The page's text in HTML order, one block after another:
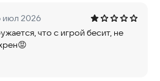
июл 2026
что с игрой бесит, не